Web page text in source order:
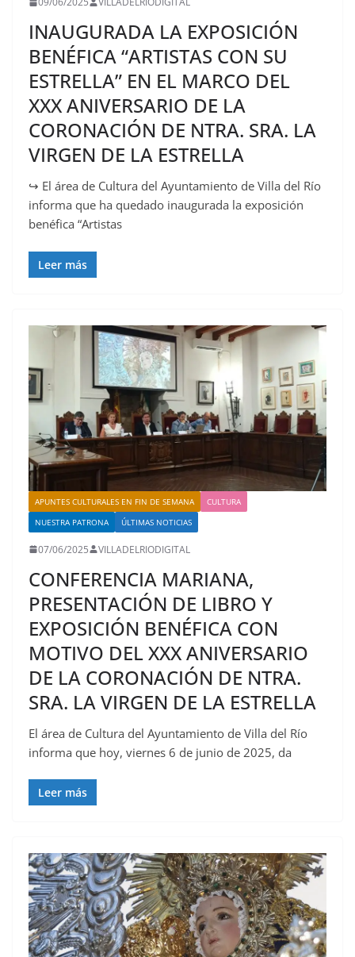
INAUGURADA LA EXPOSICIÓN
BENÉFICA “ARTISTAS CON SU
ESTRELLA” EN EL MARCO DEL
XXX ANIVERSARIO DE LA
CORONACIÓN DE NTRA. SRA. LA
VIRGEN DE LA ESTRELLA
↪️ El área de Cultura del Ayuntamiento de Villa del Río
informa que ha quedado inaugurada la exposición
benéfica “Artistas
Leer más
APUNTES CULTURALES EN FIN DE SEMANA
CULTURA
NUESTRA PATRONA
ÚLTIMAS NOTICIAS
07/06/2025 VILLADELRIODIGITAL
CONFERENCIA MARIANA,
PRESENTACIÓN DE LIBRO Y
EXPOSICIÓN BENÉFICA CON
MOTIVO DEL XXX ANIVERSARIO
DE LA CORONACIÓN DE NTRA.
SRA. LA VIRGEN DE LA ESTRELLA
El área de Cultura del Ayuntamiento de Villa del Río
informa que hoy, viernes 6 de junio de 2025, da
Leer más